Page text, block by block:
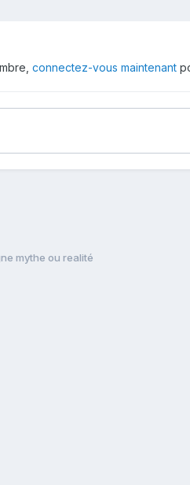
connectez-vous maintenant
mythe ou realité